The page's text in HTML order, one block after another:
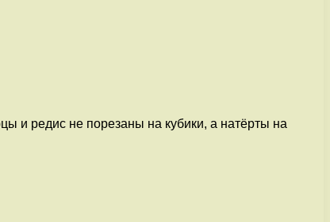
и редис не порезаны на кубики, а натёрты на